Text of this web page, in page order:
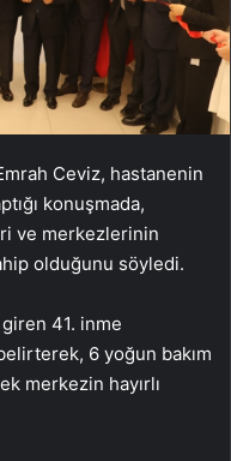
Ceviz, hastanenin
konuşmada,
ve merkezlerinin
olduğunu söyledi.
41. inme
6 yoğun bakım
merkezin hayırlı